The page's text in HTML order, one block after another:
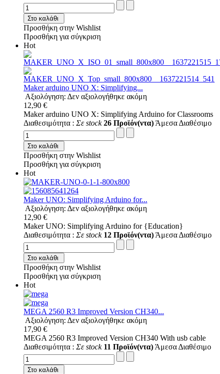
Στο καλάθι
Προσθήκη στην Wishlist
Προσθήκη για σύγκριση
Hot
Maker arduino UNO X: Simplifying...
Αξιολόγηση: Δεν αξιολογήθηκε ακόμη
12,90 €
Maker arduino UNO X: Simplifying Arduino for Classrooms
Διαθεσιμότητα : Σε stock 26 Προϊόν(ντα) Άμεσα Διαθέσιμο
Στο καλάθι
Προσθήκη στην Wishlist
Προσθήκη για σύγκριση
Hot
Maker UNO: Simplifying Arduino for...
Αξιολόγηση: Δεν αξιολογήθηκε ακόμη
12,90 €
Maker UNO: Simplifying Arduino for {Education}
Διαθεσιμότητα : Σε stock 12 Προϊόν(ντα) Άμεσα Διαθέσιμο
Στο καλάθι
Προσθήκη στην Wishlist
Προσθήκη για σύγκριση
Hot
MEGA 2560 R3 Improved Version CH340...
Αξιολόγηση: Δεν αξιολογήθηκε ακόμη
17,90 €
MEGA 2560 R3 Improved Version CH340 With usb cable
Διαθεσιμότητα : Σε stock 11 Προϊόν(ντα) Άμεσα Διαθέσιμο
Στο καλάθι